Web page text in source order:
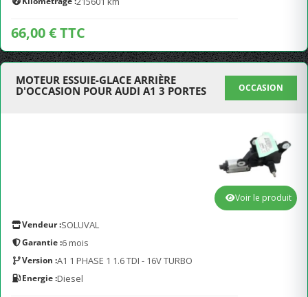
66,00 € TTC
MOTEUR ESSUIE-GLACE ARRIÈRE
D'OCCASION POUR AUDI A1 3 PORTES
OCCASION
Vendeur :SOLUVAL
Garantie :6 mois
Version :A1 1 PHASE 1 1.6 TDI - 16V TURBO
Energie :Diesel
Voir le produit